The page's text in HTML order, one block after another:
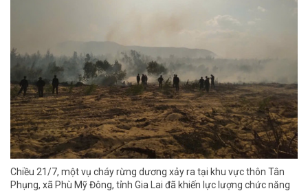
Chiều 21/7, một vụ cháy rừng dương xảy ra tại khu vực thôn Tân
Phụng, xã Phù Mỹ Đông, tỉnh Gia Lai đã khiến lực lượng chức năng